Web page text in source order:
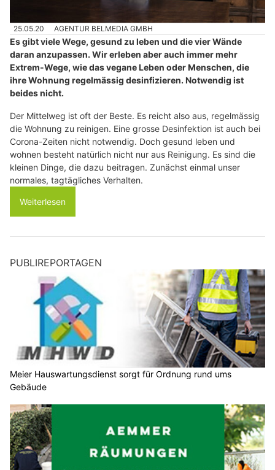
25.05.20 AGENTUR BELMEDIA GMBH
Es gibt viele Wege, gesund zu leben und die vier Wände
daran anzupassen. Wir erleben aber auch immer mehr
Extrem-Wege, wie das vegane Leben oder Menschen, die
ihre Wohnung regelmässig desinfizieren. Notwendig ist
beides nicht.
Der Mittelweg ist oft der Beste. Es reicht also aus, regelmässig
die Wohnung zu reinigen. Eine grosse Desinfektion ist auch bei
Corona-Zeiten nicht notwendig. Doch gesund leben und
wohnen besteht natürlich nicht nur aus Reinigung. Es sind die
kleinen Dinge, die dazu beitragen. Zunächst einmal unser
normales, tagtägliches Verhalten.
Weiterlesen
PUBLIREPORTAGEN
Meier Hauswartungsdienst sorgt für Ordnung rund ums
Gebäude